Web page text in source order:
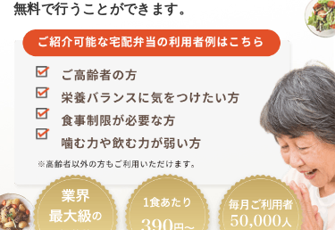
無料で行うことができます。